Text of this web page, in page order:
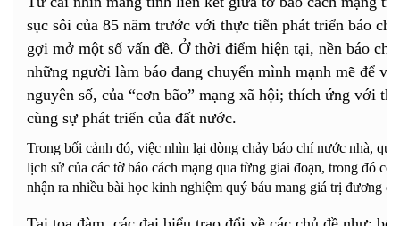
sục sôi của 85 năm trước với thực tiễn phát triển báo
gợi mở một số vấn đề. Ở thời điểm hiện tại, nền báo
những người làm báo đang chuyển mình mạnh mẽ để
nguyên số, của “cơn bão” mạng xã hội; thích ứng với
cùng sự phát triển của đất nước.
Trong bối cảnh đó, việc nhìn lại dòng chảy báo chí nước nhà,
lịch sử của các tờ báo cách mạng qua từng giai đoạn, trong đó
nhận ra nhiều bài học kinh nghiệm quý báu mang giá trị đương